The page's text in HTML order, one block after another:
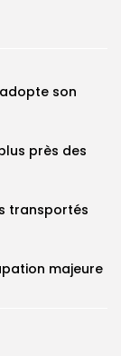
adopte son
près des
transportés
majeure